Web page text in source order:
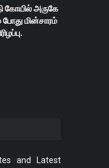
கோயில் அருகே
மின்சாரம்
and Latest